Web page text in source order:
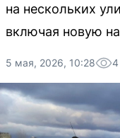
на нескольких
включая новую
5 мая, 2026, 10:28 4